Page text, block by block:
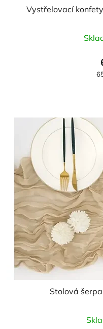
Vystřelovací
Stolová